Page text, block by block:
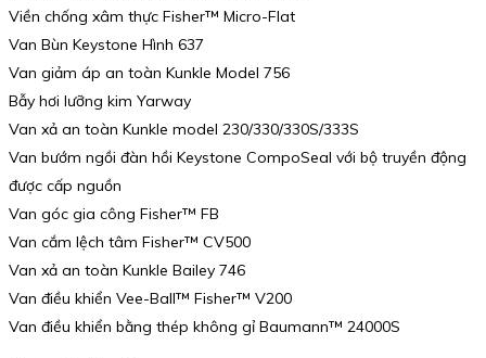
Viền chống xâm thực Fisher™ Micro-Flat
Van Bùn Keystone Hình 637
Van giảm áp an toàn Kunkle Model 756
Bẫy hơi lưỡng kim Yarway
Van xả an toàn Kunkle model 230/330/330S/333S
Van bướm ngồi đàn hồi Keystone CompoSeal với bộ truyền động
được cấp nguồn
Van góc gia công Fisher™ FB
Van cắm lệch tâm Fisher™ CV500
Van xả an toàn Kunkle Bailey 746
Van điều khiển Vee-Ball™ Fisher™ V200
Van điều khiển bằng thép không gỉ Baumann™ 24000S